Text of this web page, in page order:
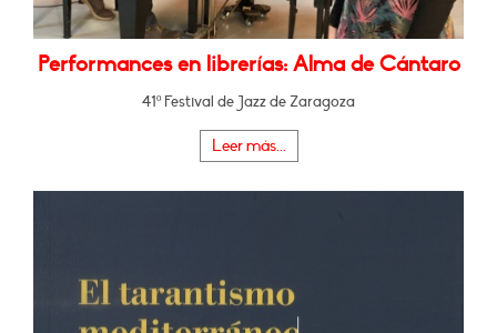
Performances en librerías: Alma de Cántaro
41º Festival de Jazz de Zaragoza
Leer más...